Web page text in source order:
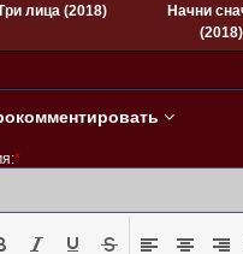
лица (2018)
Начни
(2018)
*